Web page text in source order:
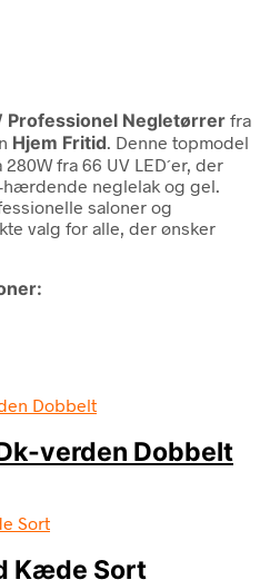
Professionel Negletørrer fra
Hjem Fritid. Denne topmodel
fra 66 UV LED´er, der
neglelak og gel.
saloner og
valg for alle, der ønsker
verden Dobbelt
Kæde Sort